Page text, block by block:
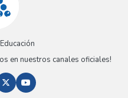
en nuestros canales oficiales!